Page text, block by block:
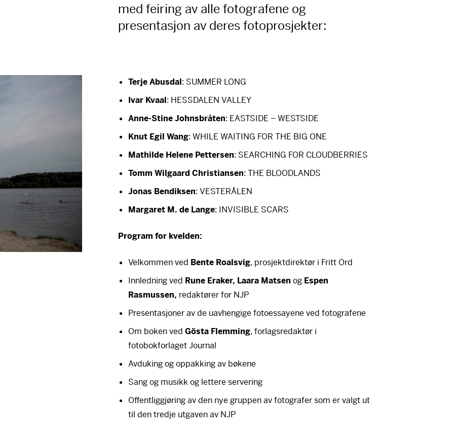
med feiring av alle fotografene og
presentasjon av deres fotoprosjekter:
Terje Abusdal: SUMMER LONG
Ivar Kvaal: HESSDALEN VALLEY
Anne-Stine Johnsbråten: EASTSIDE –WESTSIDE
Knut Egil Wang:WHILE WAITING FOR THE BIG ONE
Mathilde Helene Pettersen: SEARCHING FOR CLOUDBERRIES
Tomm Wilgaard Christiansen:THE BLOODLANDS
Jonas Bendiksen: VESTERÅLEN
Margaret M. de Lange: INVISIBLE SCARS
Program for kvelden:
Velkommen ved Bente Roalsvig, prosjektdirektør i Fritt Ord
Innledning ved Rune Eraker, Laara Matsenog Espen
Rasmussen, redaktører for NJP
Presentasjoner av de uavhengige fotoessayene ved fotografene
Om boken vedGösta Flemming, forlagsredaktør i
fotobokforlaget Journal
Avduking og oppakking av bøkene
Sang og musikk og lettere servering
Offentliggjøring av den nye gruppen av fotografer som er valgt ut
til den tredje utgaven av NJP